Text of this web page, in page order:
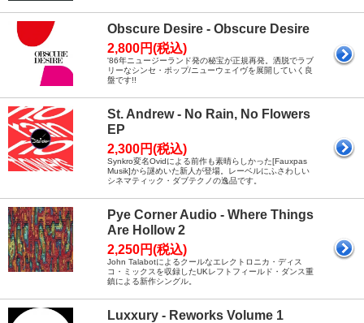
Obscure Desire - Obscure Desire
2,800円(税込)
'86年ニュージーランド発の秘宝が正規再発。洒脱でラブ
リーなシンセ・ポップ/ニューウェイヴを展開していく良
盤です!!
St. Andrew - No Rain, No Flowers
EP
2,300円(税込)
Synkro変名Ovidによる前作も素晴らしかった[Fauxpas
Musik]から謎めいた新人が登場。レーベルにふさわしい
シネマティック・ダブテクノの逸品です。
Pye Corner Audio - Where Things
Are Hollow 2
2,250円(税込)
John Talabotによるクールなエレクトロニカ・ディス
コ・ミックスを収録したUKレフトフィールド・ダンス重
鎮による新作シングル。
Luxxury - Reworks Volume 1